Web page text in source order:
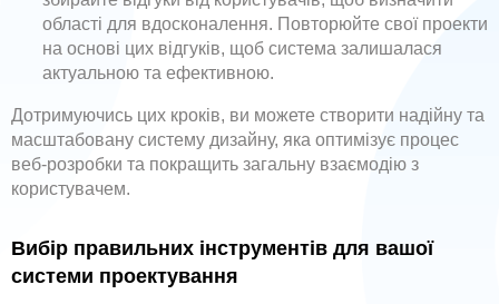
області для вдосконалення. Повторюйте свої проекти
на основі цих відгуків, щоб система залишалася
актуальною та ефективною.
Дотримуючись цих кроків, ви можете створити надійну та
масштабовану систему дизайну, яка оптимізує процес
веб-розробки та покращить загальну взаємодію з
користувачем.
Вибір правильних інструментів для вашої
системи проектування